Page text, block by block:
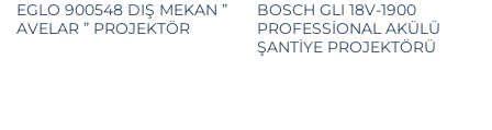
EGLO 900548 DIŞ MEKAN ”
AVELAR ” PROJEKTÖR
BOSCH GLI 18V-1900
PROFESSİONAL AKÜLÜ
ŞANTİYE PROJEKTÖRÜ